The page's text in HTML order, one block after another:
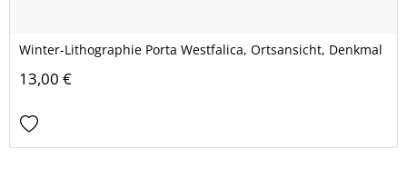
Winter-Lithographie Porta Westfalica, Ortsansicht, Denkmal
13,00 €